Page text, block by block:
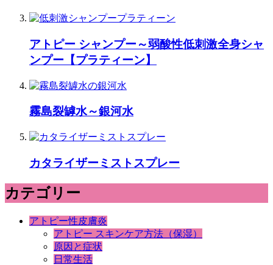
アトピー シャンプー～弱酸性低刺激全身シャ
ンプー【プラティーン】
霧島裂罅水～銀河水
カタライザーミストスプレー
カテゴリー
アトピー性皮膚炎
アトピー スキンケア方法（保湿）
原因と症状
日常生活